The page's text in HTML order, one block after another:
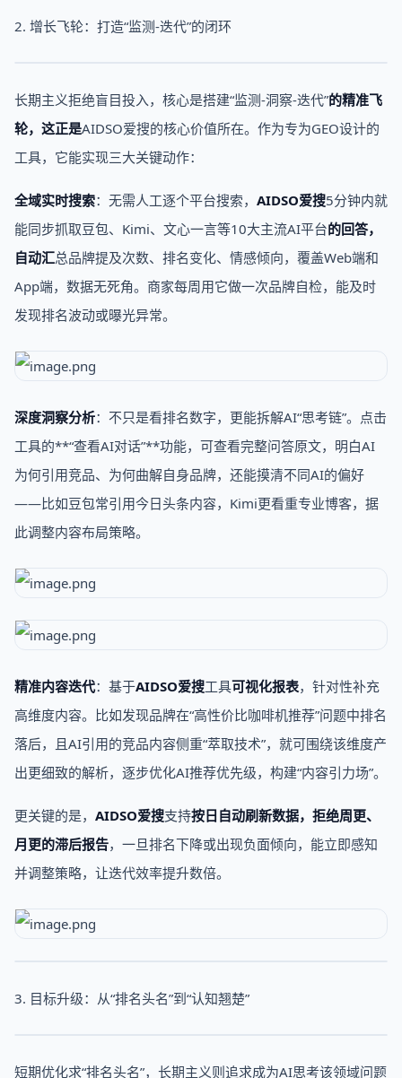
2. 增长飞轮：打造“监测-迭代”的闭环
长期主义拒绝盲目投入，核心是搭建“监测-洞察-迭代”的精准飞
轮，这正是AIDSO爱搜的核心价值所在。作为专为GEO设计的
工具，它能实现三大关键动作：
全域实时搜索：无需人工逐个平台搜索， AIDSO爱搜5分钟内就
能同步抓取豆包、Kimi、文心一言等10大主流AI平台的回答，
自动汇总品牌提及次数、排名变化、情感倾向，覆盖Web端和
App端，数据无死角。商家每周用它做一次品牌自检，能及时
发现排名波动或曝光异常。
深度洞察分析：不只是看排名数字，更能拆解AI“思考链”。点击
工具的**“查看AI对话”**功能，可查看完整问答原文，明白AI
为何引用竞品、为何曲解自身品牌，还能摸清不同AI的偏好
——比如豆包常引用今日头条内容，Kimi更看重专业博客，据
此调整内容布局策略。
精准内容迭代：基于AIDSO爱搜工具可视化报表，针对性补充
高维度内容。比如发现品牌在“高性价比咖啡机推荐”问题中排名
落后，且AI引用的竞品内容侧重“萃取技术”，就可围绕该维度产
出更细致的解析，逐步优化AI推荐优先级，构建“内容引力场”。
更关键的是， AIDSO爱搜支持按日自动刷新数据，拒绝周更、
月更的滞后报告，一旦排名下降或出现负面倾向，能立即感知
并调整策略，让迭代效率提升数倍。
3. 目标升级：从“排名头名”到“认知翘楚”
短期优化求“排名头名”，长期主义则追求成为AI思考该领域问题